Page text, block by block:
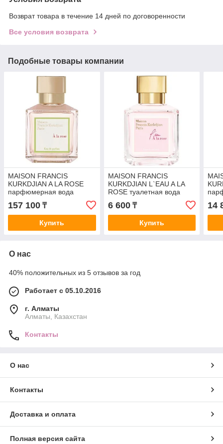
Возврат товара в течение 14 дней по договоренности
Все условия возврата
Подобные товары компании
MAISON FRANCIS
KURKDJIAN A LA ROSE
парфюмерная вода
(женские) 70ml Tester
157 100 ₸
Купить
MAISON FRANCIS
KURKDJIAN L`EAU A LA
ROSE туалетная вода
(женские) 2ml пробник
6 600₸
Купить
14
О нас
40% положительных из 5 отзывов за год
Работает с 05.10.2016
г. Алматы
Алматы, Казахстан
Контакты
О нас
Контакты
Доставка и оплата
Полная версия сайта